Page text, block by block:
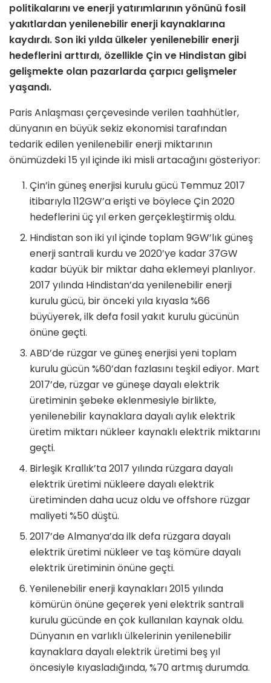
politikalarını ve enerji yatırımlarının yönünü fosil
yakıtlardan yenilenebilir enerji kaynaklarına
kaydırdı. Son iki yılda ülkeler yenilenebilir enerji
hedeflerini arttırdı, özellikle Çin ve Hindistan gibi
gelişmekte olan pazarlarda çarpıcı gelişmeler
yaşandı.
Paris Anlaşması çerçevesinde verilen taahhütler,
dünyanın en büyük sekiz ekonomisi tarafından
tedarik edilen yenilenebilir enerji miktarının
önümüzdeki 15 yıl içinde iki misli artacağını gösteriyor:
Çin’in güneş enerjisi kurulu gücü Temmuz 2017
itibarıyla 112GW’a erişti ve böylece Çin 2020
hedeflerini üç yıl erken gerçekleştirmiş oldu.
Hindistan son iki yıl içinde toplam 9GW’lık güneş
enerji santrali kurdu ve 2020’ye kadar 37GW
kadar büyük bir miktar daha eklemeyi planlıyor.
2017 yılında Hindistan’da yenilenebilir enerji
kurulu gücü, bir önceki yıla kıyasla %66
büyüyerek, ilk defa fosil yakıt kurulu gücünün
önüne geçti.
ABD’de rüzgar ve güneş enerjisi yeni toplam
kurulu gücün %60’dan fazlasını teşkil ediyor. Mart
2017’de, rüzgar ve güneşe dayalı elektrik
üretiminin şebeke eklenmesiyle birlikte,
yenilenebilir kaynaklara dayalı aylık elektrik
üretim miktarı nükleer kaynaklı elektrik miktarını
geçti.
Birleşik Krallık’ta 2017 yılında rüzgara dayalı
elektrik üretimi nükleere dayalı elektrik
üretiminden daha ucuz oldu ve offshore rüzgar
maliyeti %50 düştü.
2017’de Almanya’da ilk defa rüzgara dayalı
elektrik üretimi nükleer ve taş kömüre dayalı
elektrik üretiminin önüne geçti.
Yenilenebilir enerji kaynakları 2015 yılında
kömürün önüne geçerek yeni elektrik santrali
kurulu gücünde en çok kullanılan kaynak oldu.
Dünyanın en varlıklı ülkelerinin yenilenebilir
kaynaklara dayalı elektrik üretimi beş yıl
öncesiyle kıyasladığında, %70 artmış durumda.